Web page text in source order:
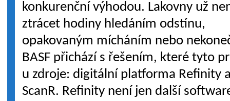
konkurenční výhodou. Lakovny už
ztrácet hodiny hledáním odstínu,
opakovaným mícháním nebo
BASF přichází s řešením, které tyto
u zdroje: digitální platforma Refinity
ScanR. Refinity není jen další